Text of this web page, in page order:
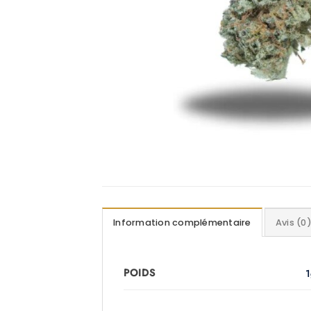
Information complémentaire Avis (0)
POIDS